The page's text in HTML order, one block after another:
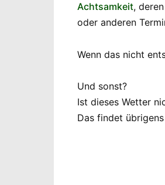
Achtsamkeit,
oder anderen
Wenn das nicht
Und sonst?
Ist dieses Wetter
Das findet